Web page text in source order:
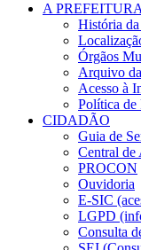
A PREFEITURA
História
Órgãos
Arquivo
Acesso à
Política de
CIDADÃO
Guia de
Central de
PROCON
Ouvidoria
E-SIC
LGPD
Consulta